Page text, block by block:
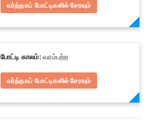
வர்த்தகப் போட்டிகளில் சேரவும்
போட்டி காலம்:வரம்பற்ற
வர்த்தகப் போட்டிகளில் சேரவும்